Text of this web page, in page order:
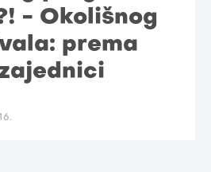
- Okolišnog
prema